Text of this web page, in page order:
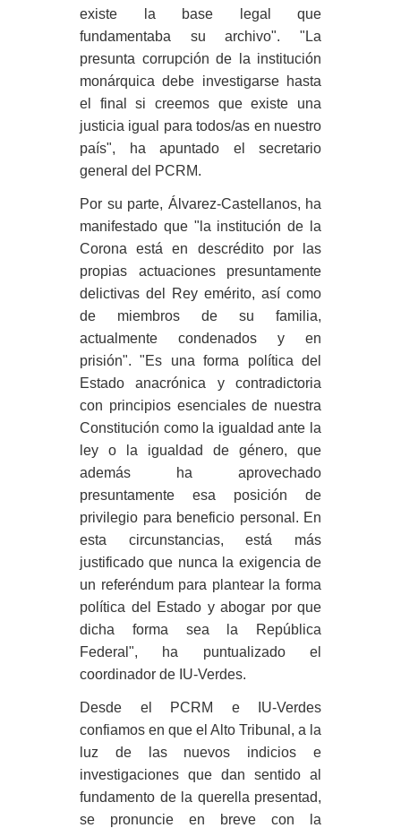
existe la base legal que
fundamentaba su archivo". "La
presunta corrupción de la institución
monárquica debe investigarse hasta
el final si creemos que existe una
justicia igual para todos/as en nuestro
país", ha apuntado el secretario
general del PCRM.
Por su parte, Álvarez-Castellanos, ha
manifestado que "la institución de la
Corona está en descrédito por las
propias actuaciones presuntamente
delictivas del Rey emérito, así como
de miembros de su familia,
actualmente condenados y en
prisión". "Es una forma política del
Estado anacrónica y contradictoria
con principios esenciales de nuestra
Constitución como la igualdad ante la
ley o la igualdad de género, que
además ha aprovechado
presuntamente esa posición de
privilegio para beneficio personal. En
esta circunstancias, está más
justificado que nunca la exigencia de
un referéndum para plantear la forma
política del Estado y abogar por que
dicha forma sea la República
Federal", ha puntualizado el
coordinador de IU-Verdes.
Desde el PCRM e IU-Verdes
confiamos en que el Alto Tribunal, a la
luz de las nuevos indicios e
investigaciones que dan sentido al
fundamento de la querella presentad,
se pronuncie en breve con la